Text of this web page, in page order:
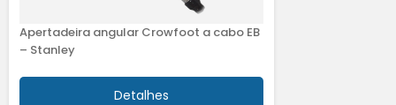
Apertadeira angular Crowfoot a cabo EB
– Stanley
Detalhes